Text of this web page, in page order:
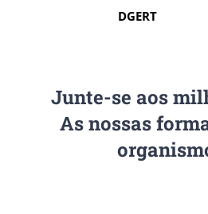
DGERT
Junte-se aos
As nossas